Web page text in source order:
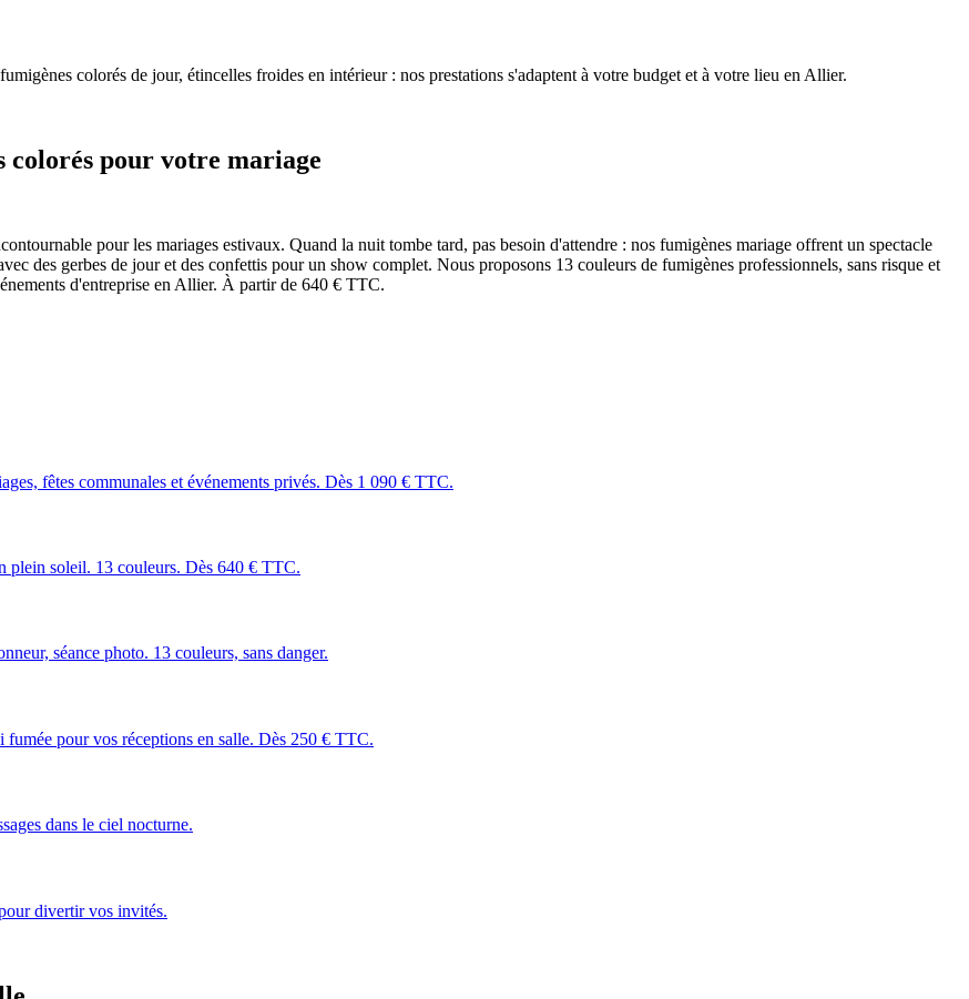
colorés de jour, étincelles froides en intérieur : nos prestations s'adaptent à votre budget et à votre lieu en Allier.
colorés pour votre mariage
pour les mariages estivaux. Quand la nuit tombe tard, pas besoin d'attendre : nos fumigènes mariage offrent un spectacle
des gerbes de jour et des confettis pour un show complet. Nous proposons 13 couleurs de fumigènes professionnels, sans risque et
d'entreprise en Allier. À partir de 640 € TTC.
fêtes communales et événements privés. Dès 1 090 € TTC.
plein soleil. 13 couleurs. Dès 640 € TTC.
séance photo. 13 couleurs, sans danger.
fumée pour vos réceptions en salle. Dès 250 € TTC.
dans le ciel nocturne.
divertir vos invités.